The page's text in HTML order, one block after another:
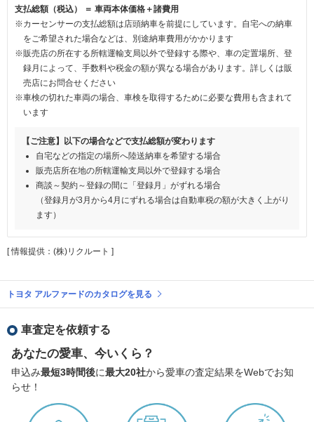
支払総額（税込） ＝ 車両本体価格＋諸費用
※カーセンサーの支払総額は店頭納車を前提にしています。自宅への納車
をご希望された場合などは、別途納車費用がかかります
※販売店の所在する所轄運輸支局以外で登録する際や、車の定置場所、登
録月によって、手数料や税金の額が異なる場合があります。詳しくは販
売店にお問合せください
※車検の切れた車両の場合、車検を取得するために必要な費用も含まれて
います
【ご注意】以下の場合などで支払総額が変わります
自宅などの指定の場所へ陸送納車を希望する場合
販売店所在地の所轄運輸支局以外で登録する場合
商談～契約～登録の間に「登録月」がずれる場合
（登録月が3月から4月にずれる場合は自動車税の額が大きく上がり
ます）
[ 情報提供：(株)リクルート ]
トヨタ アルファードのカタログを見る
車査定を依頼する
あなたの愛車、今いくら？
申込み最短3時間後に最大20社から愛車の査定結果をWebでお知
らせ！